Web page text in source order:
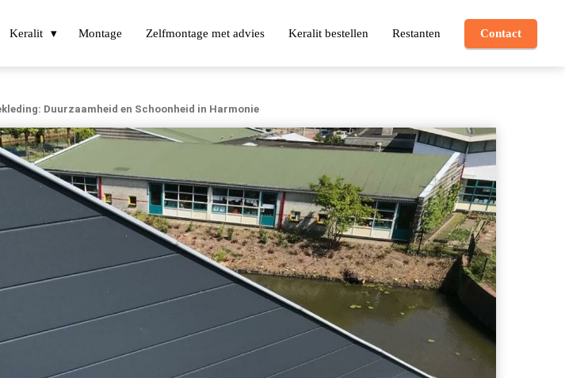
Keralit Montage Zelfmontage met advies Keralit bestellen Restanten Contact
Duurzaamheid en Schoonheid in Harmonie